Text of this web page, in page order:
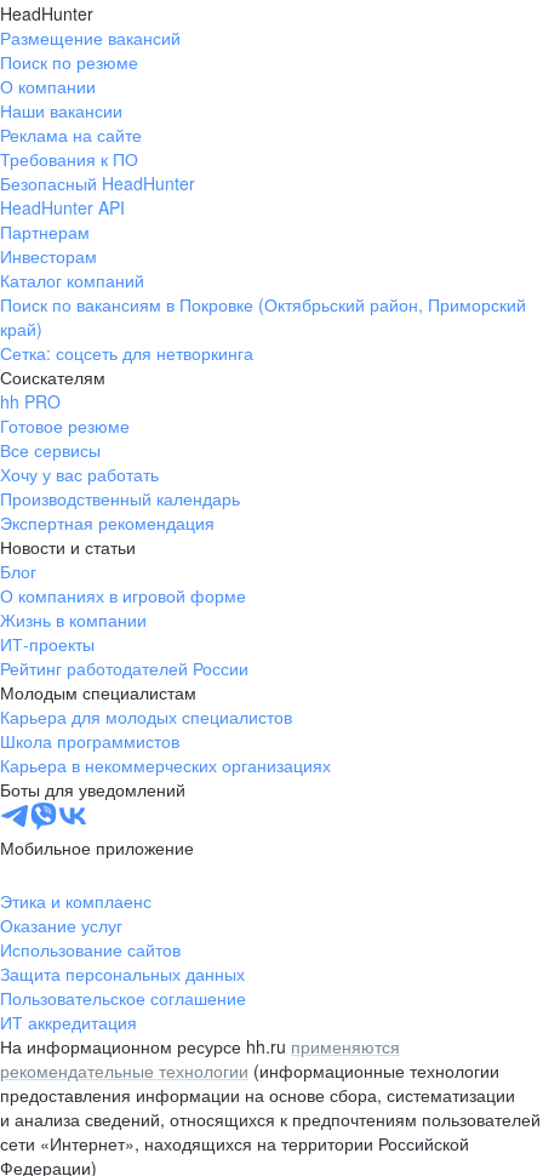
HeadHunter
Размещение вакансий
Поиск по резюме
О компании
Наши вакансии
Реклама на сайте
Требования к ПО
Безопасный HeadHunter
HeadHunter API
Партнерам
Инвесторам
Каталог компаний
Поиск по вакансиям в Покровке (Октябрьский район, Приморский
край)
Сетка: соцсеть для нетворкинга
Соискателям
hh PRO
Готовое резюме
Все сервисы
Хочу у вас работать
Производственный календарь
Экспертная рекомендация
Новости и статьи
Блог
О компаниях в игровой форме
Жизнь в компании
ИТ-проекты
Рейтинг работодателей России
Молодым специалистам
Карьера для молодых специалистов
Школа программистов
Карьера в некоммерческих организациях
Боты для уведомлений
Мобильное приложение
Этика и комплаенс
Оказание услуг
Использование сайтов
Защита персональных данных
Пользовательское соглашение
ИТ аккредитация
На информационном ресурсе hh.ru применяются
рекомендательные технологии (информационные технологии
предоставления информации на основе сбора, систематизации
и анализа сведений, относящихся к предпочтениям пользователей
сети «Интернет», находящихся на территории Российской
Федерации)